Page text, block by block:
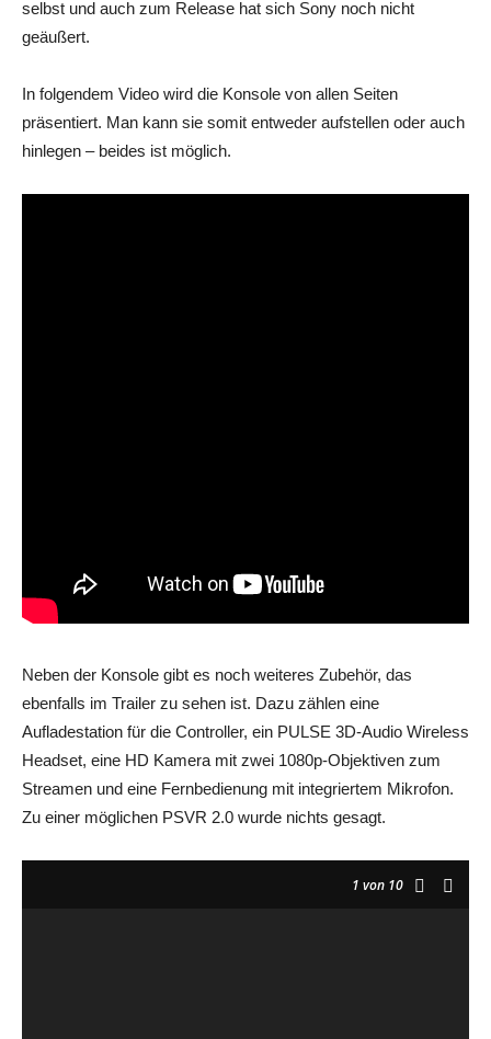
selbst und auch zum Release hat sich Sony noch nicht
geäußert.
In folgendem Video wird die Konsole von allen Seiten
präsentiert. Man kann sie somit entweder aufstellen oder auch
hinlegen – beides ist möglich.
Neben der Konsole gibt es noch weiteres Zubehör, das
ebenfalls im Trailer zu sehen ist. Dazu zählen eine
Aufladestation für die Controller, ein PULSE 3D-Audio Wireless
Headset, eine HD Kamera mit zwei 1080p-Objektiven zum
Streamen und eine Fernbedienung mit integriertem Mikrofon.
Zu einer möglichen PSVR 2.0 wurde nichts gesagt.
1 von 10